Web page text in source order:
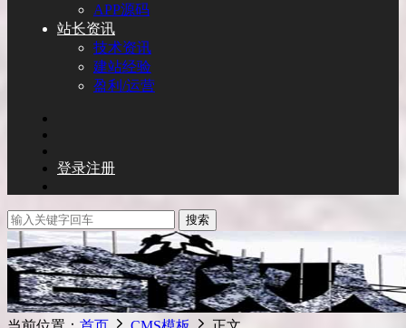
APP源码
站长资讯
技术资讯
建站经验
盈利/运营
登录注册
搜索